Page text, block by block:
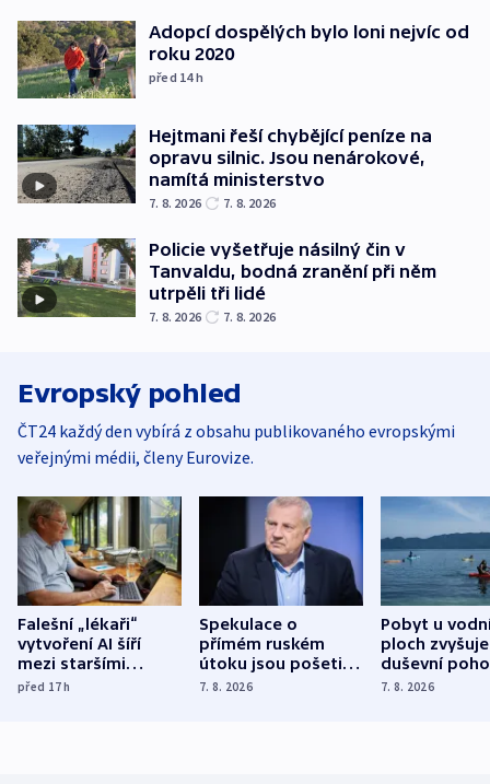
Adopcí dospělých bylo loni nejvíc od
roku 2020
před 14h
Hejtmani řeší chybějící peníze na
opravu silnic. Jsou nenárokové,
namítá ministerstvo
7. 8. 2026 7. 8. 2026
Policie vyšetřuje násilný čin v
Tanvaldu, bodná zranění při něm
utrpěli tři lidé
7. 8. 2026 7. 8. 2026
Evropský pohled
ČT24 každý den vybírá z obsahu publikovaného evropskými
veřejnými médii, členy Eurovize.
Falešní „lékaři“
vytvoření AI šíří
mezi staršími
Poláky nebezpečné
před 17h
Spekulace o
přímém ruském
útoku jsou pošetilé,
míní estonský
7. 8. 2026
Pobyt u
ploch zvyšuje
duševní
ukázala
7. 8. 2026